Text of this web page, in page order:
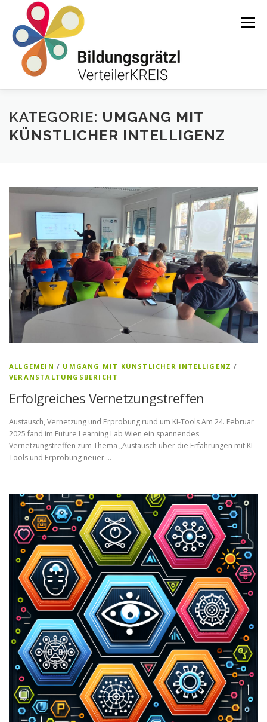
springen
Menü
HOME ÜBER UNS AKTUELLES
KATEGORIE: UMGANG MIT
KÜNSTLICHER INTELLIGENZ
ALLGEMEIN / UMGANG MIT KÜNSTLICHER INTELLIGENZ /
VERANSTALTUNGSBERICHT
Erfolgreiches Vernetzungstreffen
Austausch, Vernetzung und Erprobung rund um KI-Tools Am 24. Februar
2025 fand im Future Learning Lab Wien ein spannendes
Vernetzungstreffen zum Thema „Austausch über die Erfahrungen mit KI-
Tools und Erprobung neuer …